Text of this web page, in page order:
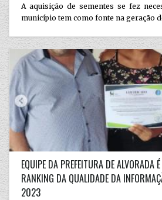
A aquisição de sementes se fez
município tem como fonte na geração
EQUIPE DA PREFEITURA DE ALVORADA
RANKING DA QUALIDADE DA
2023